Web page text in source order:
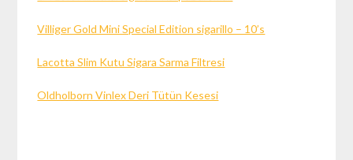
Villiger Gold Mini Special Edition sigarillo – 10’s
Lacotta Slim Kutu Sigara Sarma Filtresi
Oldholborn Vinlex Deri Tütün Kesesi